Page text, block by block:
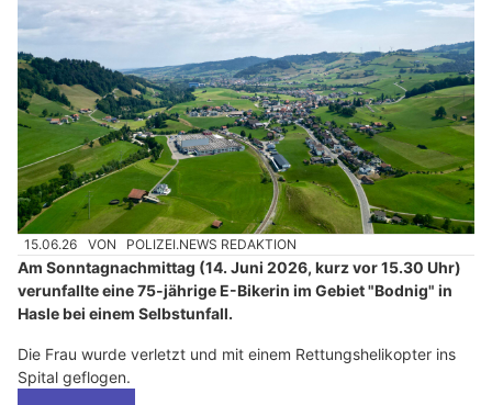
15.06.26 VON POLIZEI.NEWS REDAKTION
Am Sonntagnachmittag (14. Juni 2026, kurz vor 15.30 Uhr)
verunfallte eine 75-jährige E-Bikerin im Gebiet "Bodnig" in
Hasle bei einem Selbstunfall.
Die Frau wurde verletzt und mit einem Rettungshelikopter ins
Spital geflogen.